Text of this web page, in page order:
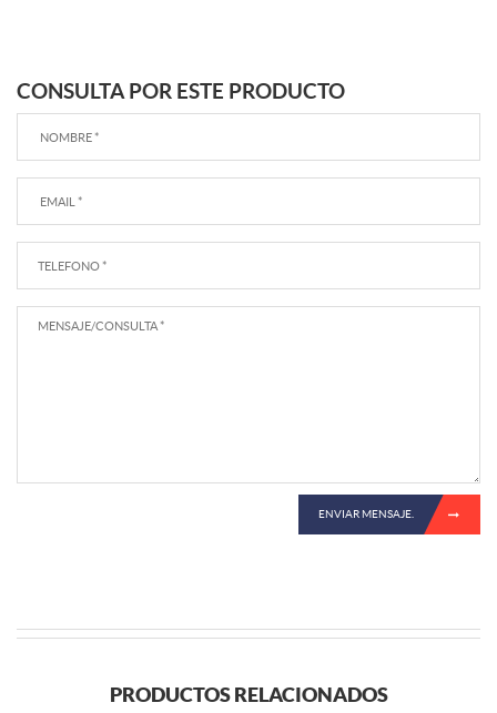
CONSULTA POR ESTE PRODUCTO
ENVIAR MENSAJE.
PRODUCTOS RELACIONADOS